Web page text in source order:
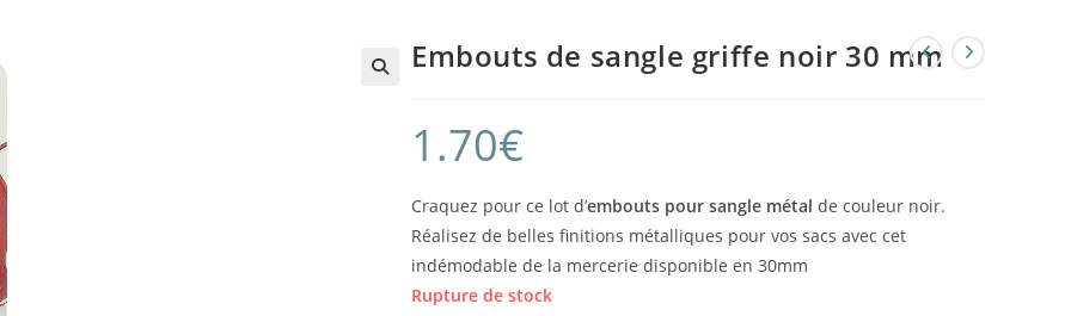
Embouts de sangle griffe noir 30 mm
1.70€
Craquez pour ce lot d’embouts pour sangle métal de couleur noir.
Réalisez de belles finitions métalliques pour vos sacs avec cet
indémodable de la mercerie disponible en 30mm
Rupture de stock